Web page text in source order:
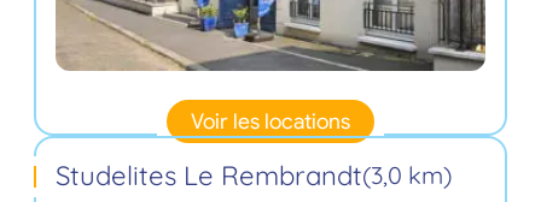
Voir les locations
Studelites Le Rembrandt(3,0 km)